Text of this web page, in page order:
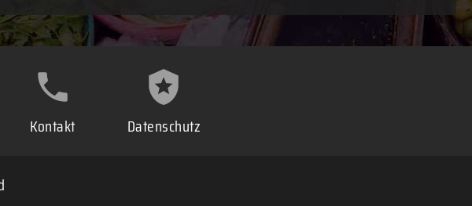
Kontakt Datenschutz